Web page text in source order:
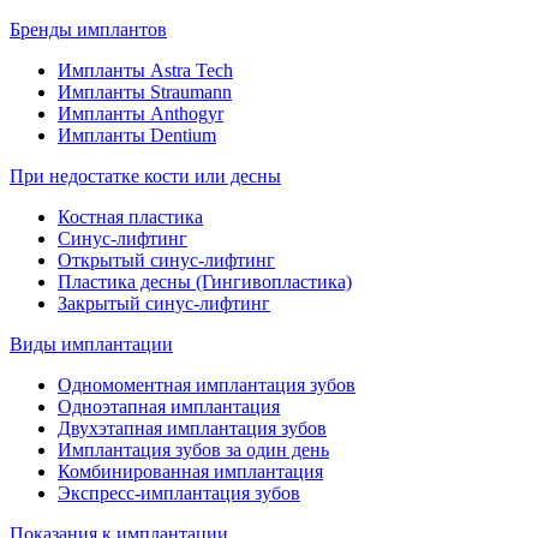
Бренды имплантов
Импланты Astra Tech
Импланты Straumann
Импланты Anthogyr
Импланты Dentium
При недостатке кости или десны
Костная пластика
Синус-лифтинг
Открытый синус-лифтинг
Пластика десны (Гингивопластика)
Закрытый синус-лифтинг
Виды имплантации
Одномоментная имплантация зубов
Одноэтапная имплантация
Двухэтапная имплантация зубов
Имплантация зубов за один день
Комбинированная имплантация
Экспресс-имплантация зубов
Показания к имплантации